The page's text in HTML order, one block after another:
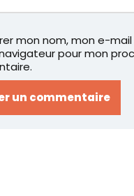
mon nom, mon e-
pour mon